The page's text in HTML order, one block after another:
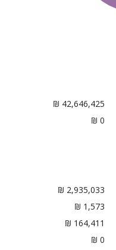
42,646,425 ₪
0 ₪
2,935,033 ₪
1,573 ₪
164,411 ₪
0
₪